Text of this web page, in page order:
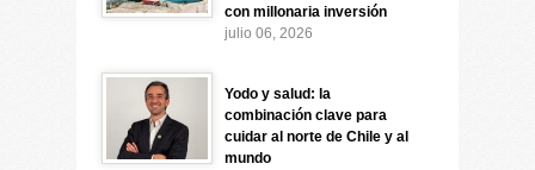
con millonaria inversión
julio 06, 2026
Yodo y salud: la
combinación clave para
cuidar al norte de Chile y al
mundo